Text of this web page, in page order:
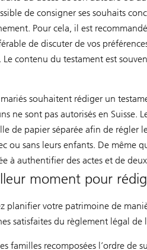
de consigner ses souhaits
Pour cela, il est
de discuter de vos
Le contenu du testament est
souhaitent rédiger un
ne sont pas autorisés en
de papier séparée afin de régler
ou sans leurs enfants. De même
à authentifier des actes et de
moment pour
planifier votre patrimoine de
satisfaites du règlement légal
familles recomposées l’ordre de